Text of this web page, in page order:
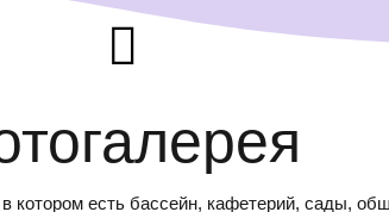

котором есть бассейн, кафетерий, сады,